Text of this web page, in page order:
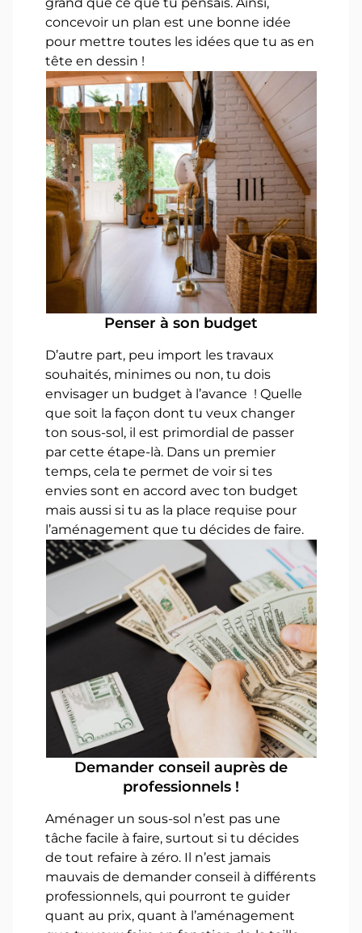
concevoir un plan est une bonne idée
pour mettre toutes les idées que tu as en
tête en dessin !
Penser à son budget
D’autre part, peu import les travaux
souhaités, minimes ou non, tu dois
envisager un budget à l’avance ! Quelle
que soit la façon dont tu veux changer
ton sous-sol, il est primordial de passer
par cette étape-là. Dans un premier
temps, cela te permet de voir si tes
envies sont en accord avec ton budget
mais aussi si tu as la place requise pour
l’aménagement que tu décides de faire.
Demander conseil auprès de
professionnels !
Aménager un sous-sol n’est pas une
tâche facile à faire, surtout si tu décides
de tout refaire à zéro. Il n’est jamais
mauvais de demander conseil à différents
professionnels, qui pourront te guider
quant au prix, quant à l’aménagement